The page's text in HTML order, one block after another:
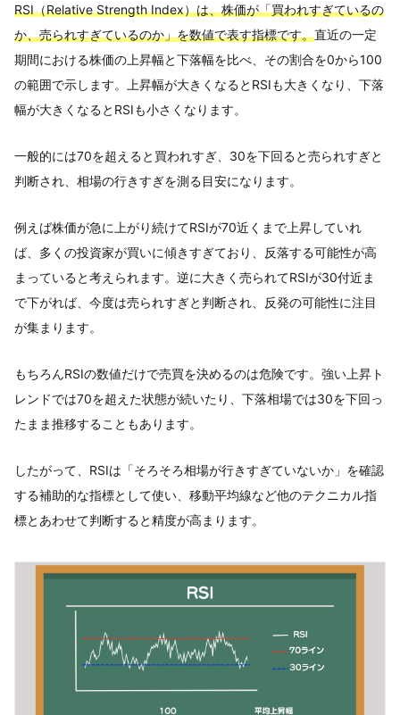
RSI（Relative Strength Index）は、株価が「買われすぎているの
か、売られすぎているのか」を数値で表す指標です。直近の一定
期間における株価の上昇幅と下落幅を比べ、その割合を0から100
の範囲で示します。上昇幅が大きくなるとRSIも大きくなり、下落
幅が大きくなるとRSIも小さくなります。
一般的には70を超えると買われすぎ、30を下回ると売られすぎと
判断され、相場の行きすぎを測る目安になります。
例えば株価が急に上がり続けてRSIが70近くまで上昇していれ
ば、多くの投資家が買いに傾きすぎており、反落する可能性が高
まっていると考えられます。逆に大きく売られてRSIが30付近ま
で下がれば、今度は売られすぎと判断され、反発の可能性に注目
が集まります。
もちろんRSIの数値だけで売買を決めるのは危険です。強い上昇ト
レンドでは70を超えた状態が続いたり、下落相場では30を下回っ
たまま推移することもあります。
したがって、RSIは「そろそろ相場が行きすぎていないか」を確認
する補助的な指標として使い、移動平均線など他のテクニカル指
標とあわせて判断すると精度が高まります。